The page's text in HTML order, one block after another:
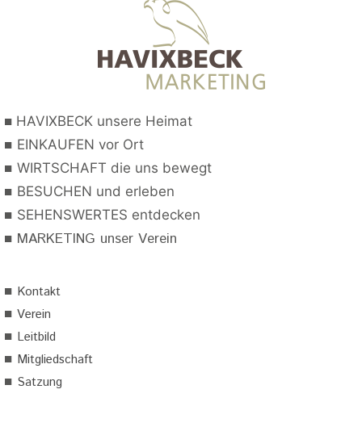
■ HAVIXBECK unsere Heimat
■ EINKAUFEN vor Ort
■ WIRTSCHAFT die uns bewegt
■ BESUCHEN und erleben
■ SEHENSWERTES entdecken
■ MARKETING unser Verein
■ Kontakt
■ Verein
■ Leitbild
■ Mitgliedschaft
■ Satzung